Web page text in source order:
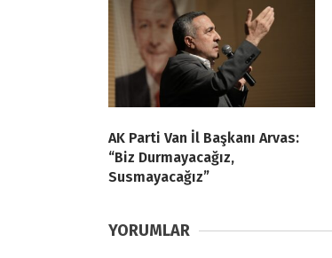
AK Parti Van İl Başkanı Arvas:
“Biz Durmayacağız,
Susmayacağız”
YORUMLAR